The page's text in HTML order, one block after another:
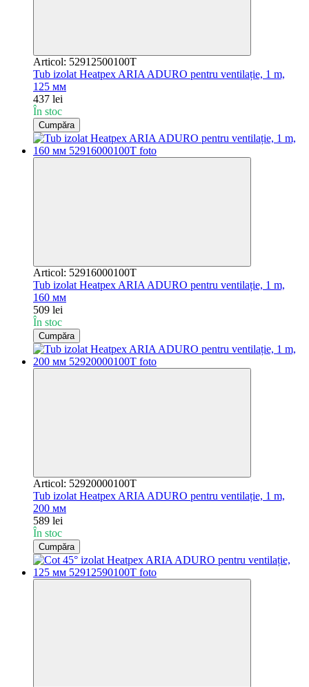
Articol: 52912500100T
Tub izolat Heatpex ARIA ADURO pentru ventilație, 1 m,
125 мм
437 lei
În stoc
Cumpăra
Articol: 52916000100T
Tub izolat Heatpex ARIA ADURO pentru ventilație, 1 m,
160 мм
509 lei
În stoc
Cumpăra
Articol: 52920000100T
Tub izolat Heatpex ARIA ADURO pentru ventilație, 1 m,
200 мм
589 lei
În stoc
Cumpăra